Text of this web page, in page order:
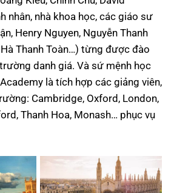
nhân, nhà khoa học, các giáo sư
Henry Nguyen, Nguyễn Thanh
Thanh Toàn…) từng được đào
danh giá. Và sứ mệnh học
là tích hợp các giảng viên,
Cambridge, Oxford, London,
Thanh Hoa, Monash… phục vụ